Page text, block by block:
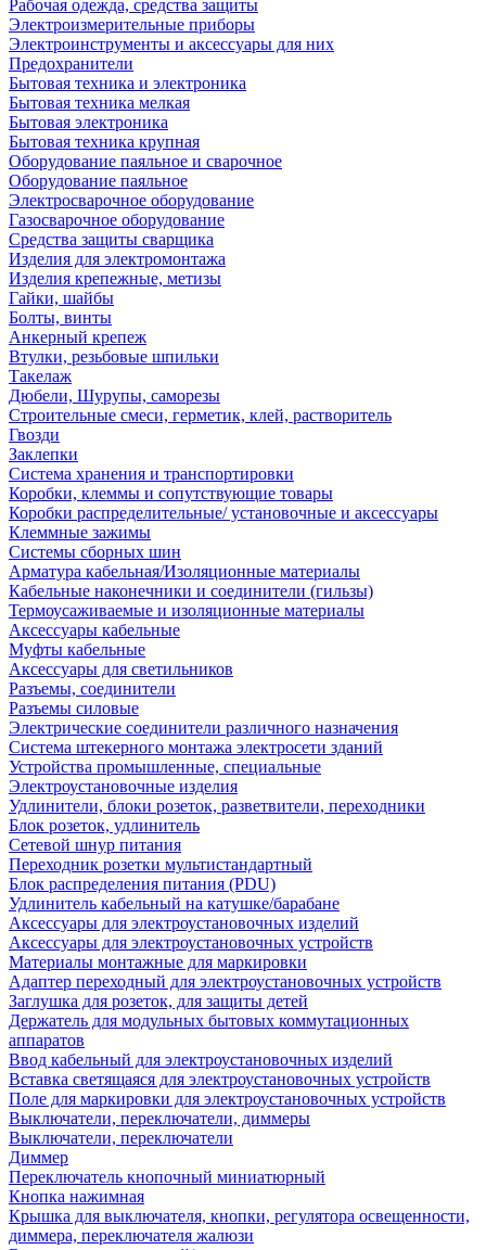
Рабочая одежда, средства защиты
Электроизмерительные приборы
Электроинструменты и аксессуары для них
Предохранители
Бытовая техника и электроника
Бытовая техника мелкая
Бытовая электроника
Бытовая техника крупная
Оборудование паяльное и сварочное
Оборудование паяльное
Электросварочное оборудование
Газосварочное оборудование
Средства защиты сварщика
Изделия для электромонтажа
Изделия крепежные, метизы
Гайки, шайбы
Болты, винты
Анкерный крепеж
Втулки, резьбовые шпильки
Такелаж
Дюбели, Шурупы, саморезы
Строительные смеси, герметик, клей, растворитель
Гвозди
Заклепки
Система хранения и транспортировки
Коробки, клеммы и сопутствующие товары
Коробки распределительные/ установочные и аксессуары
Клеммные зажимы
Системы сборных шин
Арматура кабельная/Изоляционные материалы
Кабельные наконечники и соединители (гильзы)
Термоусаживаемые и изоляционные материалы
Аксессуары кабельные
Муфты кабельные
Аксессуары для светильников
Разъемы, соединители
Разъемы силовые
Электрические соединители различного назначения
Система штекерного монтажа электросети зданий
Устройства промышленные, специальные
Электроустановочные изделия
Удлинители, блоки розеток, разветвители, переходники
Блок розеток, удлинитель
Сетевой шнур питания
Переходник розетки мультистандартный
Блок распределения питания (PDU)
Удлинитель кабельный на катушке/барабане
Аксессуары для электроустановочных изделий
Аксессуары для электроустановочных устройств
Материалы монтажные для маркировки
Адаптер переходный для электроустановочных устройств
Заглушка для розеток, для защиты детей
Держатель для модульных бытовых коммутационных
аппаратов
Ввод кабельный для электроустановочных изделий
Вставка светящаяся для электроустановочных устройств
Поле для маркировки для электроустановочных устройств
Выключатели, переключатели, диммеры
Выключатели, переключатели
Диммер
Переключатель кнопочный миниатюрный
Кнопка нажимная
Крышка для выключателя, кнопки, регулятора освещенности,
диммера, переключателя жалюзи